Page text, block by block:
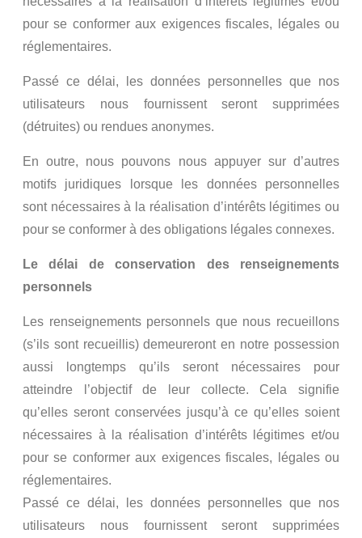
pour se conformer aux exigences fiscales, légales ou
réglementaires.
Passé ce délai, les données personnelles que nos
utilisateurs nous fournissent seront supprimées
(détruites) ou rendues anonymes.
En outre, nous pouvons nous appuyer sur d’autres
motifs juridiques lorsque les données personnelles
sont nécessaires à la réalisation d’intérêts légitimes ou
pour se conformer à des obligations légales connexes.
Le délai de conservation des renseignements
personnels
Les renseignements personnels que nous recueillons
(s’ils sont recueillis) demeureront en notre possession
aussi longtemps qu’ils seront nécessaires pour
atteindre l’objectif de leur collecte. Cela signifie
qu’elles seront conservées jusqu’à ce qu’elles soient
nécessaires à la réalisation d’intérêts légitimes et/ou
pour se conformer aux exigences fiscales, légales ou
réglementaires.
Passé ce délai, les données personnelles que nos
utilisateurs nous fournissent seront supprimées